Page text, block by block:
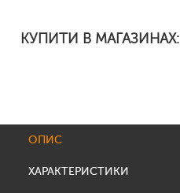
КУПИТИ В МАГАЗИНАХ:
ОПИС
ХАРАКТЕРИСТИКИ